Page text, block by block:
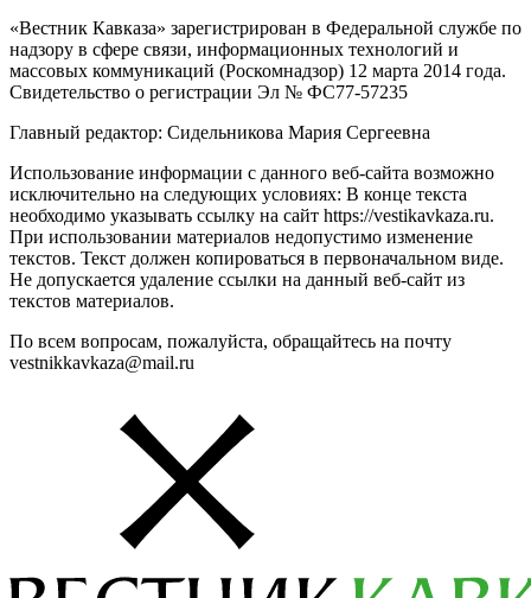
«Вестник Кавказа» зарегистрирован в Федеральной службе по
надзору в сфере связи, информационных технологий и
массовых коммуникаций (Роскомнадзор) 12 марта 2014 года.
Свидетельство о регистрации Эл № ФС77-57235
Главный редактор: Сидельникова Мария Сергеевна
Использование информации с данного веб-сайта возможно
исключительно на следующих условиях: В конце текста
необходимо указывать ссылку на сайт https://vestikavkaza.ru.
При использовании материалов недопустимо изменение
текстов. Текст должен копироваться в первоначальном виде.
Не допускается удаление ссылки на данный веб-сайт из
текстов материалов.
По всем вопросам, пожалуйста, обращайтесь на почту
vestnikkavkaza@mail.ru